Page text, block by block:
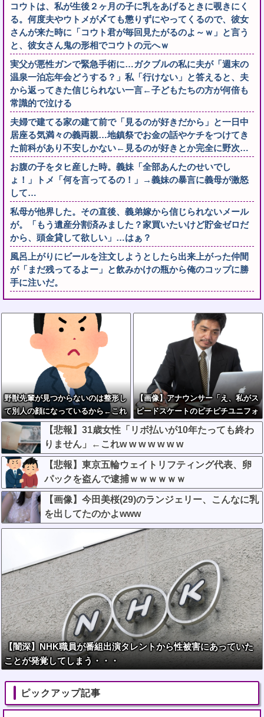
コウトは、私が生後２ヶ月の子に乳をあげるときに覗きにく
る。何度夫やウトメが〆ても懲りずにやってくるので、彼女
さんが来た時に「コウト君が毎回見たがるのよ～ｗ」と言う
と、彼女さん鬼の形相でコウトの元へｗ
実父が悪性ガンで緊急手術に…ガクブルの私に夫が「週末の
温泉一泊忘年会どうする？」私「行けない」と答えると、夫
から返ってきた信じられない一言←子どもたちの方が何倍も
常識的で泣ける
夫婦で建てる家の建て前で「見るのが好きだから」と一日中
居座る気満々の義両親…地鎮祭でお金の話やケチをつけてき
た前科があり不安しかない←見るのが好きとか完全に野次…
お腹の子をタヒ産した時。義妹「全部あんたのせいでし
ょ！」トメ「何を言ってるの！」→義妹の暴言に義母が激怒
して…
私母が他界した。その直後、義弟嫁から信じられないメール
が。「もう遺産分割済みました？家買いたいけど貯金ゼロだ
から、頭金貸して欲しい」…はぁ？
風呂上がりにビールを注文しようとしたら出来上がった仲間
が「まだ残ってるよー」と飲みかけの瓶から俺のコップに勝
手に注いだ。
野獣先輩が見つからないのは整形し
て別人の顔になっているから←これ
【画像】アナウンサー「え、私がス
ピードスケートのピチピチユニフォ
ーム着るんですか…？ﾑﾁｨ！！」←
これはお前らに刺さるやろw w w w
w w w w
【悲報】31歳女性「リボ払いが10年たっても終わ
りません」←これw w w w w w w
【悲報】東京五輪ウェイトリフティング代表、卵
パックを盗んで逮捕ｗｗｗｗｗｗ
【画像】今田美桜(29)のランジェリー、こんなに乳
を出してたのかよwww
【闇深】NHK職員が番組出演タレントから性被害にあっていた
ことが発覚してしまう・・・
ピックアップ記事